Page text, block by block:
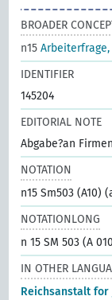
BROADER
n15
IDENTIFIER
145204
EDITORIAL NOTE
Abgabe?an
NOTATION
n15 Sm503 (A10)
NOTATIONLONG
n 15 SM 503 (A
IN OTHER
Reichsanstalt for